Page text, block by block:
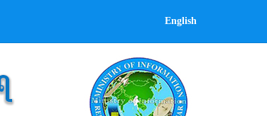
English